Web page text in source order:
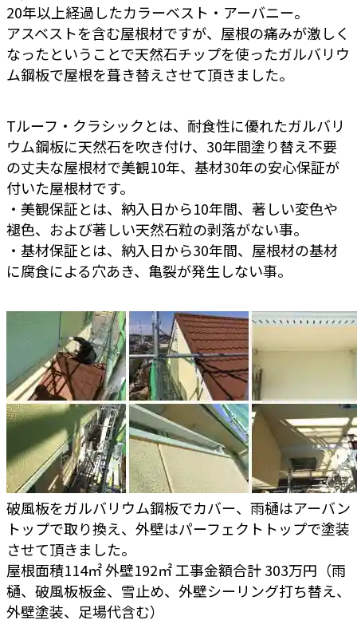
20年以上経過したカラーベスト・アーバニー。
アスベストを含む屋根材ですが、屋根の痛みが激しく
なったということで天然石チップを使ったガルバリウ
ム鋼板で屋根を葺き替えさせて頂きました。
Tルーフ・クラシックとは、耐食性に優れたガルバリ
ウム鋼板に天然石を吹き付け、30年間塗り替え不要
の丈夫な屋根材で美観10年、基材30年の安心保証が
付いた屋根材です。
・美観保証とは、納入日から10年間、著しい変色や
褪色、および著しい天然石粒の剥落がない事。
・基材保証とは、納入日から30年間、屋根材の基材
に腐食による穴あき、亀裂が発生しない事。
破風板をガルバリウム鋼板でカバー、雨樋はアーバン
トップで取り換え、外壁はパーフェクトトップで塗装
させて頂きました。
屋根面積114㎡ 外壁192㎡ 工事金額合計 303万円（雨
樋、破風板板金、雪止め、外壁シーリング打ち替え、
外壁塗装、足場代含む）